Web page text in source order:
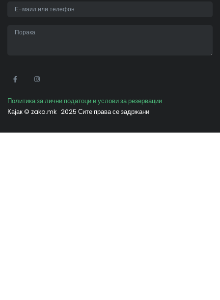
Политика за лични податоци и услови за резервации
Кајак © zako.mk 2025 Сите права се задржани